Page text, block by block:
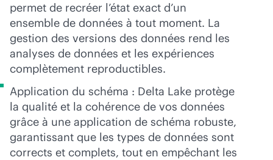
permet de recréer l’état exact d’un
ensemble de données à tout moment. La
gestion des versions des données rend les
analyses de données et les expériences
complètement reproductibles.
Application du schéma : Delta Lake protège
la qualité et la cohérence de vos données
grâce à une application de schéma robuste,
garantissant que les types de données sont
corrects et complets, tout en empêchant les